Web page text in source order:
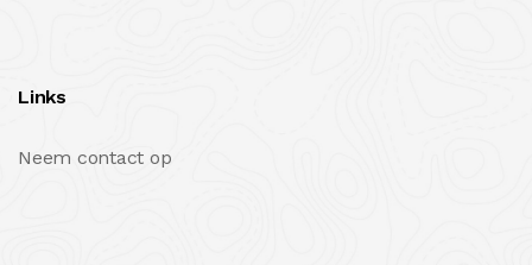
Links
Neem contact op